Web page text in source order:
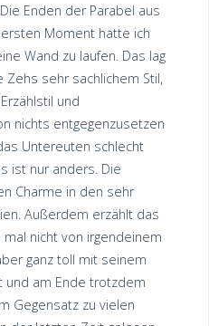
Enden der Parabel aus
Moment hatte ich
Wand zu laufen. Das lag
Zehs sehr sachlichem Stil,
und
nichts entgegenzusetzen
Untereuten schlecht
ist nur anders. Die
Charme in den sehr
Außerdem erzählt das
nicht von irgendeinem
ganz toll mit seinem
und am Ende trotzdem
Gegensatz zu vielen